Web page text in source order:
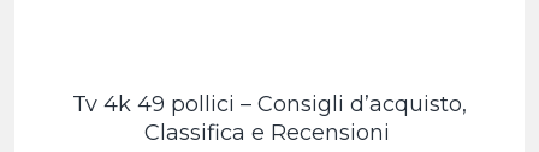
Tv 4k 49 pollici – Consigli d’acquisto,
Classifica e Recensioni